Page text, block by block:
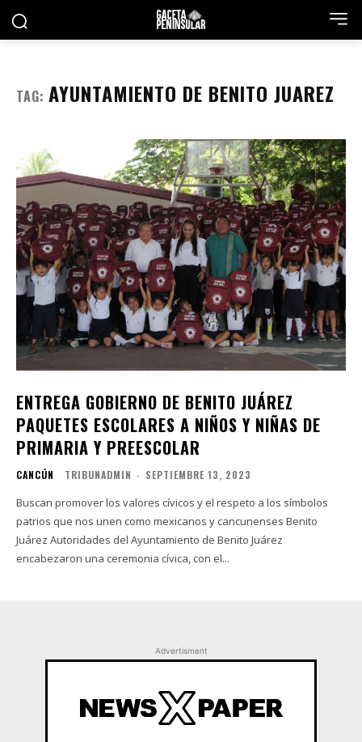
TAG: AYUNTAMIENTO DE BENITO JUAREZ
ENTREGA GOBIERNO DE BENITO JUÁREZ
PAQUETES ESCOLARES A NIÑOS Y NIÑAS DE
PRIMARIA Y PREESCOLAR
CANCÚN TRIBUNADMIN - SEPTIEMBRE 13, 2023
Buscan promover los valores cívicos y el respeto a los símbolos
patrios que nos unen como mexicanos y cancunenses Benito
Juárez Autoridades del Ayuntamiento de Benito Juárez
encabezaron una ceremonia cívica, con el...
Advertisment